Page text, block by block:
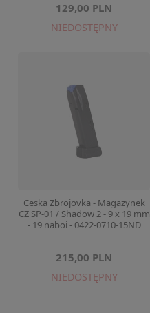
129,00 PLN
NIEDOSTĘPNY
Ceska Zbrojovka - Magazynek
CZ SP-01 / Shadow 2 - 9 x 19 mm
- 19 naboi - 0422-0710-15ND
215,00 PLN
NIEDOSTĘPNY